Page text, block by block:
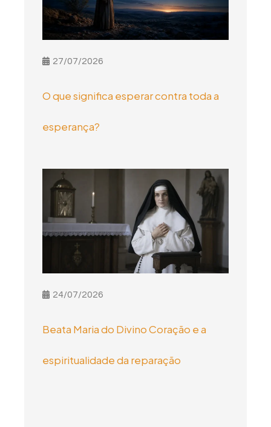
27/07/2026
O que significa esperar contra toda a
esperança?
24/07/2026
Beata Maria do Divino Coração e a
espiritualidade da reparação